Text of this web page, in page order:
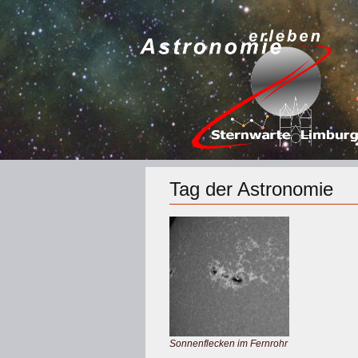
Tag der Astronomie
Sonnenflecken im Fernrohr